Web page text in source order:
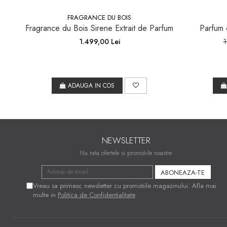
FRAGRANCE DU BOIS
Fragrance du Bois Sirene Extrait de Parfum
1.499,00 Lei
ADAUGA IN COS
Parfum
NEWSLETTER
Nu rata ofertele si promotiile noastre
Vreau sa primesc newsletter cu promotiile magazinului. Afla mai
multe in Politica de Confidentialitate